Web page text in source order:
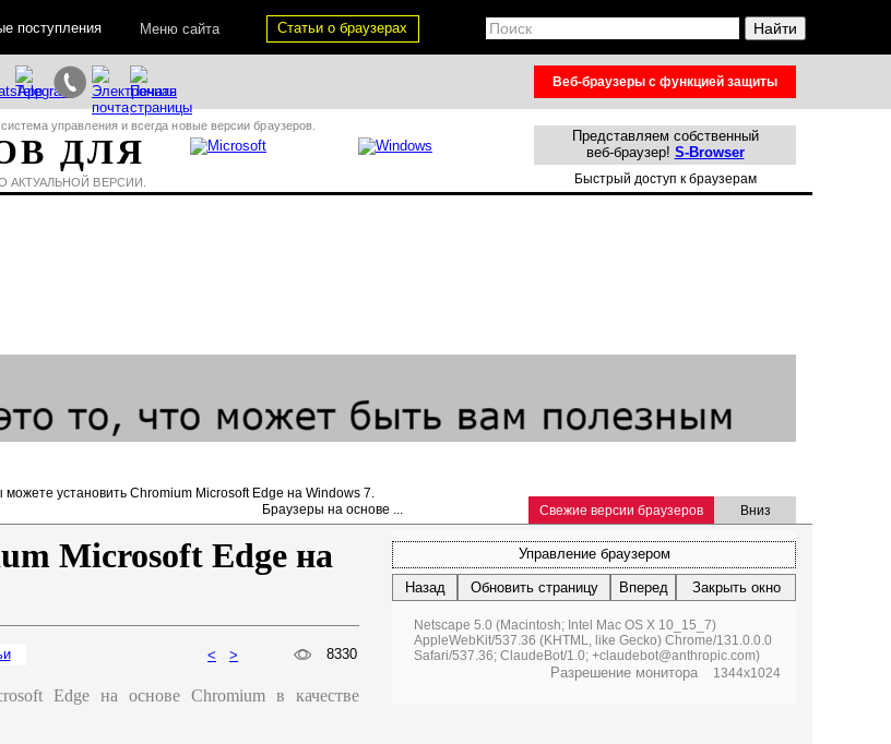
Вниз
Свежие версии браузеров
можете установить Chromium Microsoft Edge на Windows 7.
1344x1024
Netscape 5.0 (Macintosh; Intel Mac OS X 10_15_7)
AppleWebKit/537.36 (KHTML, like Gecko) Chrome/131.0.0.0
Safari/537.36; ClaudeBot/1.0; +claudebot@anthropic.com)
Разрешение монитора
Назад Вперед
Обновить страницу Закрыть окно
Управление браузером
Microsoft Edge на
Edge на основе Chromium в качестве
8330
< >
Браузеры на основе ...
ДЛЯ
управления и всегда новые версии браузеров.
АКТУАЛЬНОЙ ВЕРСИИ.
Представляем собственный
веб-браузер! S-Browser
Быстрый доступ к браузерам
Веб-браузеры с функцией защиты
Статьи о браузерах
поступления Меню сайта